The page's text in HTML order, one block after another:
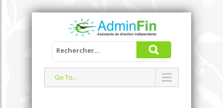
Go To...